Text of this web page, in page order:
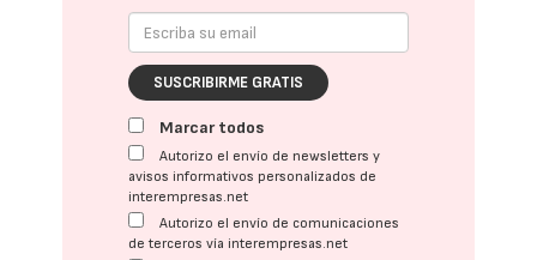
SUSCRIBIRME GRATIS
Marcar todos
Autorizo el envío de newsletters y
avisos informativos personalizados de
interempresas.net
Autorizo el envío de comunicaciones
de terceros vía interempresas.net